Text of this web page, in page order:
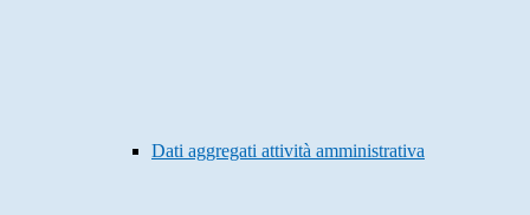
Dati aggregati attività amministrativa